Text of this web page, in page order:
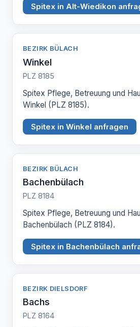
Spitex in Alt-Wiedikon
BEZIRK BÜLACH
Winkel
PLZ 8185
Spitex Pflege, Betreuung und
Winkel (PLZ 8185).
Spitex in Winkel anfragen
BEZIRK BÜLACH
Bachenbülach
PLZ 8184
Spitex Pflege, Betreuung und
Bachenbülach (PLZ 8184).
Spitex in Bachenbülach
BEZIRK DIELSDORF
Bachs
PLZ 8164